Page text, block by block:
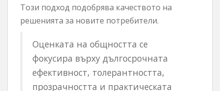
Този подход подобрява качеството на
решенията за новите потребители.
Оценката на общността се
фокусира върху дългосрочната
ефективност, толерантността,
прозрачността и практическата